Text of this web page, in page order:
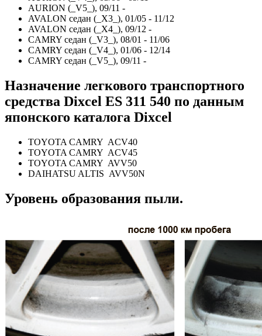
AURION (_V5_), 09/11 -
AVALON седан (_X3_), 01/05 - 11/12
AVALON седан (_X4_), 09/12 -
CAMRY седан (_V3_), 08/01 - 11/06
CAMRY седан (_V4_), 01/06 - 12/14
CAMRY седан (_V5_), 09/11 -
Назначение легкового транспортного
средства Dixcel ES 311 540 по данным
японского каталога Dixcel
TOYOTA CAMRY ACV40
TOYOTA CAMRY ACV45
TOYOTA CAMRY AVV50
DAIHATSU ALTIS AVV50N
Уровень образования пыли.